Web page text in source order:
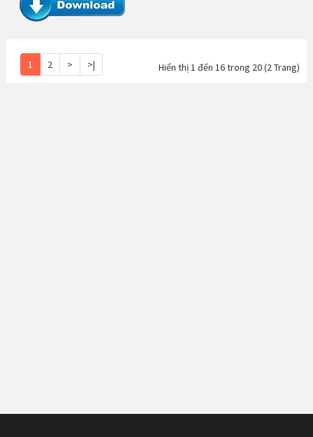
1 2 > >| Hiển thị 1 đến 16 trong 20 (2 Trang)